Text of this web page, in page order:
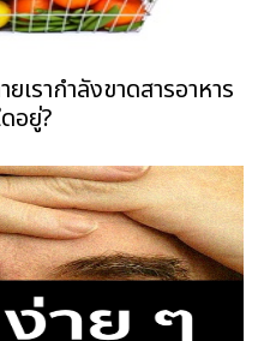
รากำลังขาดสารอาหาร
อยู่?